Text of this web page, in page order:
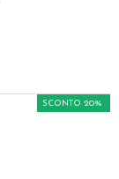
SCONTO 20%